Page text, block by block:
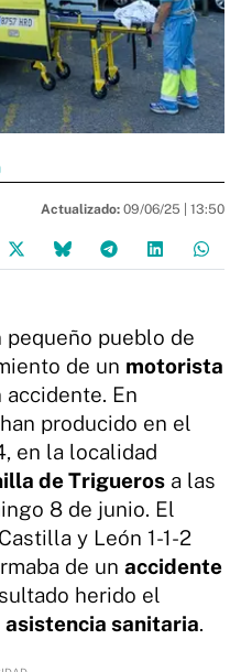
Actualizado: 09/06/25 | 13:50
pequeño pueblo de
de un motorista
En
producido en el
en la localidad
de Trigueros a las
8 de junio. El
y León 1-1-2
de un accidente
herido el
asistencia sanitaria.